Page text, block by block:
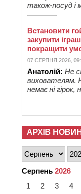
також-посуд і
Встановити
закупити
покращити
07 СЕРПНЯ 2026,
Анатолій: Не
вихователям.
немає ні гірок,
АРХІВ НОВИН
Серпень 2026
1
2 3 4